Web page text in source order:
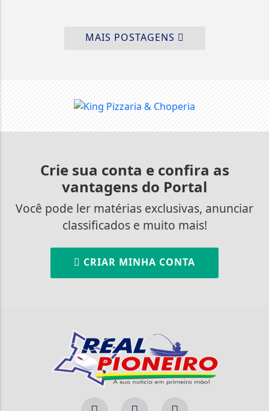
MAIS POSTAGENS
Crie sua conta e confira as
vantagens do Portal
Você pode ler matérias exclusivas, anunciar
classificados e muito mais!
CRIAR MINHA CONTA